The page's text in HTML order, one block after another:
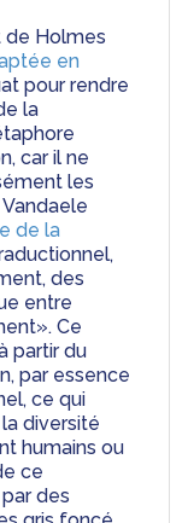
de Holmes
en
pour rendre
la
car il ne
les
de la
des
entre
Ce
partir du
par essence
ce qui
diversité
humains ou
ce
des